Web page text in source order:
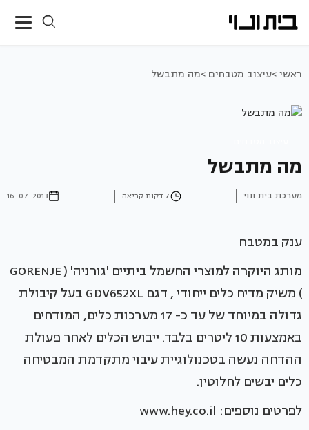
ראשי >עיצוב מטבחים >מה מתבשל
מה מתבשל
מערכת בית ונוי 7 דקות קריאה 16-07-2013
ענק במטבח
מותג היוקרה למוצרי החשמל ביתיים 'גורניה' ( GORENJE
) משיק מדיח כלים ייחודי , דגם GDV652XL בעל קיבולת
גדולה במיוחד של עד כ- 17 מערכות כלים, המודחים
באמצעות 10 ליטרים בלבד. ייבוש הכלים לאחר פעולת
ההדחה נעשה בטכנולוגיית עיבוי מתקדמת המבטיחה
כלים יבשים לחלוטין.
לפרטים נוספים: www.hey.co.il